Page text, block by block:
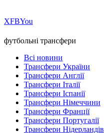
ХFBYou
футбольні трансфери
Всі новини
Трансфери України
Трансфери Англії
Трансфери Італії
Трансфери Іспанії
Трансфери Німеччини
Трансфери Франції
Трансфери Португалії
Трансфери Нідерландів